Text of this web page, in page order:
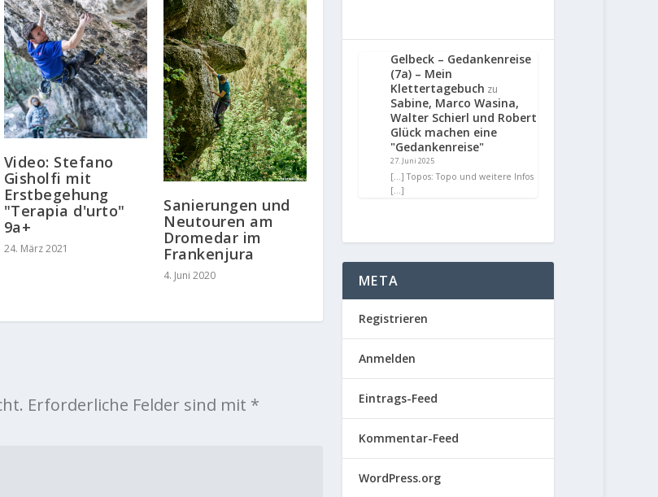
Video: Stefano
Gisholfi mit
Erstbegehung
"Terapia d'urto"
9a+
24. März 2021
Sanierungen und
Neutouren am
Dromedar im
Frankenjura
4. Juni 2020
Erforderliche Felder sind mit *
Gelbeck – Gedankenreise
(7a) – Mein
Klettertagebuch zu
Sabine, Marco Wasina,
Walter Schierl und Robert
Glück machen eine
"Gedankenreise"
27. Juni 2025
[…] Topos: Topo und weitere Infos
[…]
META
Registrieren
Anmelden
Eintrags-Feed
Kommentar-Feed
WordPress.org